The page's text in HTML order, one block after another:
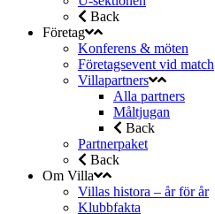
Back
Företag
Konferens & möten
Företagsevent vid match
Villapartners
Alla partners
Måltjugan
Back
Partnerpaket
Back
Om Villa
Villas histora – år för år
Klubbfakta